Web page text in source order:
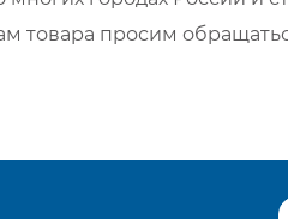
товара просим